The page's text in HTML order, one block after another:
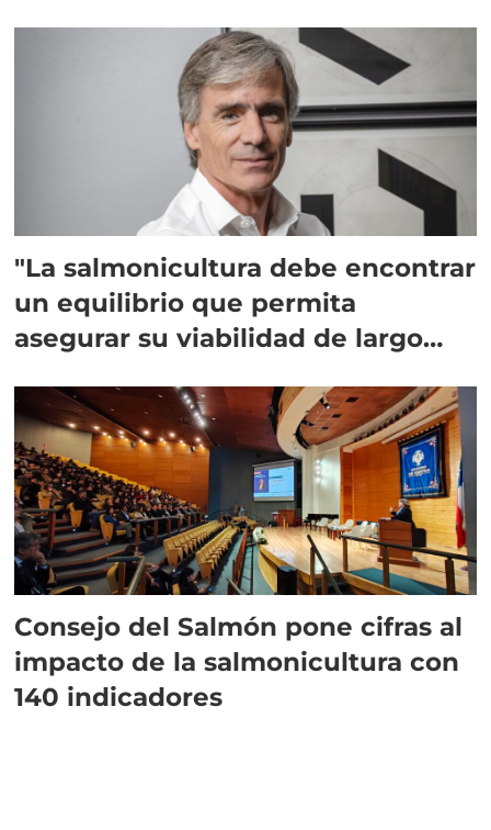
"La salmonicultura debe encontrar
un equilibrio que permita
asegurar su viabilidad de largo
Consejo del Salmón pone cifras al
impacto de la salmonicultura con
140 indicadores